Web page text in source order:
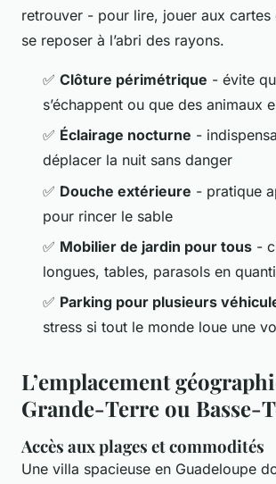
retrouver - pour lire, jouer aux cartes
se reposer à l’abri des rayons.
✅ Clôture périmétrique - évite
s’échappent ou que des animaux
✅ Éclairage nocturne -
déplacer la nuit sans danger
✅ Douche extérieure - pratique
pour rincer le sable
✅ Mobilier de jardin pour tous -
longues, tables, parasols en
✅ Parking pour plusieurs
stress si tout le monde loue une
L’emplacement
Grande-Terre ou Basse-
Accès aux plages et commodités
Une villa spacieuse en Guadeloupe